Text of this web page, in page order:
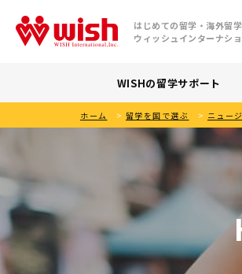
はじめての留学・海外留
ウィッシュインターナシ
WISHの留学サポート
ホーム > 留学を国で選ぶ > ニュー